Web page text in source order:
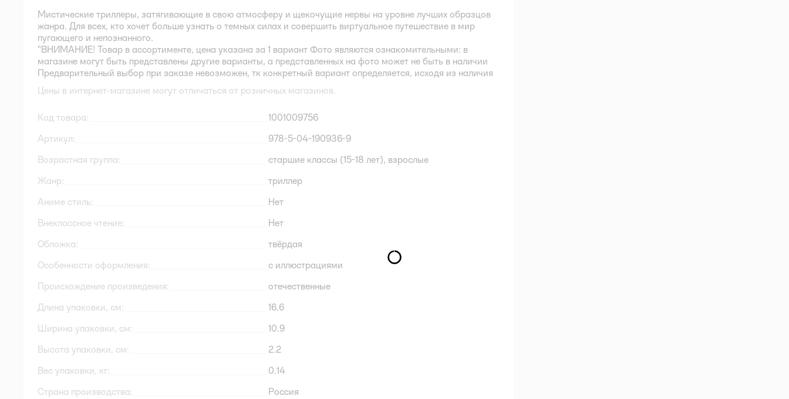
Мистические триллеры, затягивающие в свою атмосферу и щекочущие нервы на уровне лучших образцов
жанра. Для всех, кто хочет больше узнать о темных силах и совершить виртуальное путешествие в мир
пугающего и непознанного.
"ВНИМАНИЕ! Товар в ассортименте, цена указана за 1 вариант Фото являются ознакомительными: в
магазине могут быть представлены другие варианты, а представленных на фото может не быть в наличии
Предварительный выбор при заказе невозможен, тк конкретный вариант определяется, исходя из наличия
Цены в интернет-магазине могут отличаться от розничных магазинов.
Код товара:
1001009756
Артикул:
978-5-04-190936-9
Возрастная группа:
старшие классы (15-18 лет), взрослые
Жанр:
триллер
Аниме стиль:
Нет
Внеклассное чтение:
Нет
Обложка:
твёрдая
Особенности оформления:
с иллюстрациями
Происхождение произведения:
отечественные
Длина упаковки, см:
16.6
Ширина упаковки, см:
10.9
Высота упаковки, см:
2.2
Вес упаковки, кг:
0.14
Страна производства:
Россия